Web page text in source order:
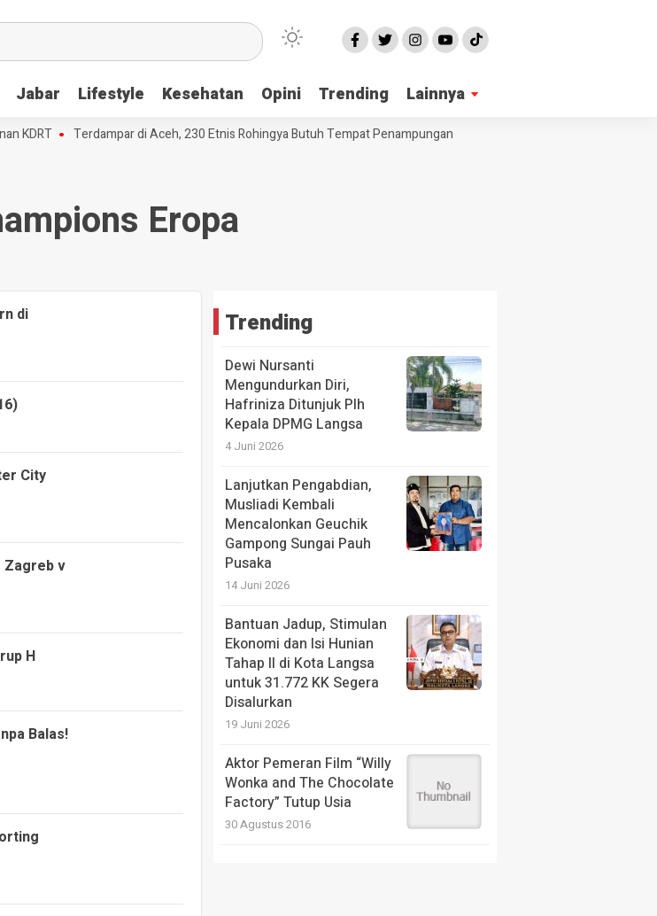
Jabar Lifestyle Kesehatan Opini Trending Lainnya
KDRT Terdampar di Aceh, 230 Etnis Rohingya Butuh Tempat Penampungan
Eropa
di
City
Zagreb v
H
Balas!
Trending
Dewi Nursanti
Mengundurkan Diri,
Hafriniza Ditunjuk Plh
Kepala DPMG Langsa
4 Juni 2026
Lanjutkan Pengabdian,
Musliadi Kembali
Mencalonkan Geuchik
Gampong Sungai Pauh
Pusaka
14 Juni 2026
Bantuan Jadup, Stimulan
Ekonomi dan Isi Hunian
Tahap II di Kota Langsa
untuk 31.772 KK Segera
Disalurkan
19 Juni 2026
Aktor Pemeran Film “Willy
Wonka and The Chocolate
Factory” Tutup Usia
30 Agustus 2016